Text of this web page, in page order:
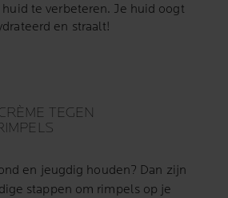
te verbeteren. Je huid oogt
en straalt!
TEGEN
en jeugdig houden? Dan zijn
stappen om rimpels op je